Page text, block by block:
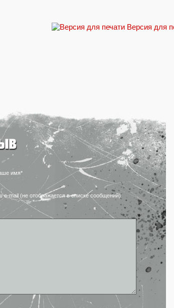
Версия для
имя*
e-mail (не отображается в списке сообщений)